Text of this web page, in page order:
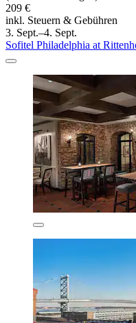
209 €
inkl. Steuern & Gebühren
3. Sept.–4. Sept.
Sofitel Philadelphia at